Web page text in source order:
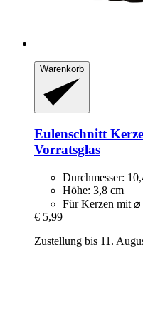
Warenkorb
Eulenschnitt
Vorratsglas
Durchmesser:
Höhe: 3,8 cm
Für Kerzen mit ⌀
€ 5,99
Zustellung bis 11.